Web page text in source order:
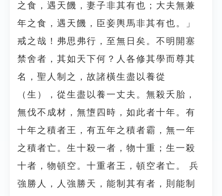
之食，遇天饑，妻子非其有也；大夫無兼
年之食，遇天饑，臣妾輿馬非其有也。」
戒之哉！弗思弗行，至無日矣。不明開塞
禁舍者，其如天下何？人各修其學而尊其
名，聖人制之，故諸橫生盡以養從
（生），從生盡以養一丈夫。無殺夭胎，
無伐不成材，無墯四時，如此者十年。有
十年之積者王，有五年之積者霸，無一年
之積者亡。生十殺一者，物十重；生一殺
十者，物頓空。十重者王，頓空者亡。 兵
強勝人，人強勝天，能制其有者，則能制